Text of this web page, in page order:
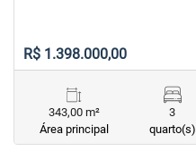
R$ 1.398.000,00
343,00 m²
Área principal
3
quarto(s)